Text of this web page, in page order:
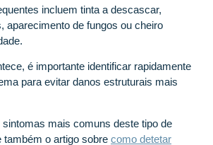
incluem tinta a descascar,
aparecimento de fungos ou cheiro
é importante identificar rapidamente
para evitar danos estruturais mais
mais comuns deste tipo de
também o artigo sobre como detetar